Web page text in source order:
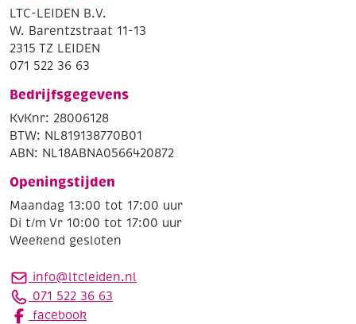
LTC-LEIDEN B.V.
W. Barentzstraat 11-13
2315 TZ LEIDEN
071 522 36 63
Bedrijfsgegevens
KvKnr: 28006128
BTW: NL819138770B01
ABN: NL18ABNA0566420872
Openingstijden
Maandag 13:00 tot 17:00 uur
Di t/m Vr 10:00 tot 17:00 uur
Weekend gesloten
info@ltcleiden.nl
071 522 36 63
facebook